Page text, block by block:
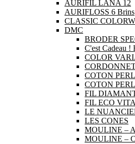
AURIFIL LANA 12
AURIFLOSS 6 Brins
CLASSIC
DMC
BRODER
C'est Cadeau !
COLOR
COTON
COTON
FIL
FIL ECO
LE
LES CONES
MOULINE –
MOULINE –